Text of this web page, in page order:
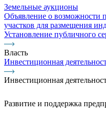
Земельные аукционы
Объявление о возможности
участков для размещения
Установление публичного
Власть
Инвестиционная
Инвестиционная
Развитие и поддержка